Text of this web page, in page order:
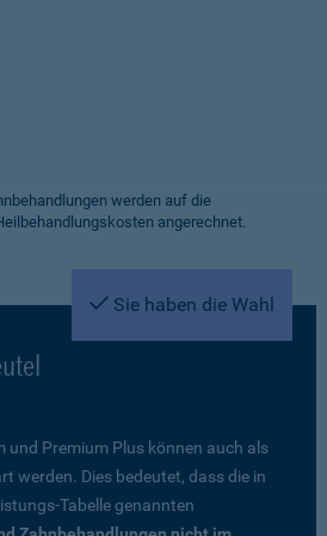
werden auf die
angerechnet.
Sie haben die Wahl
und Premium Plus können auch als
werden. Dies bedeutet, dass die in
Tabelle genannten